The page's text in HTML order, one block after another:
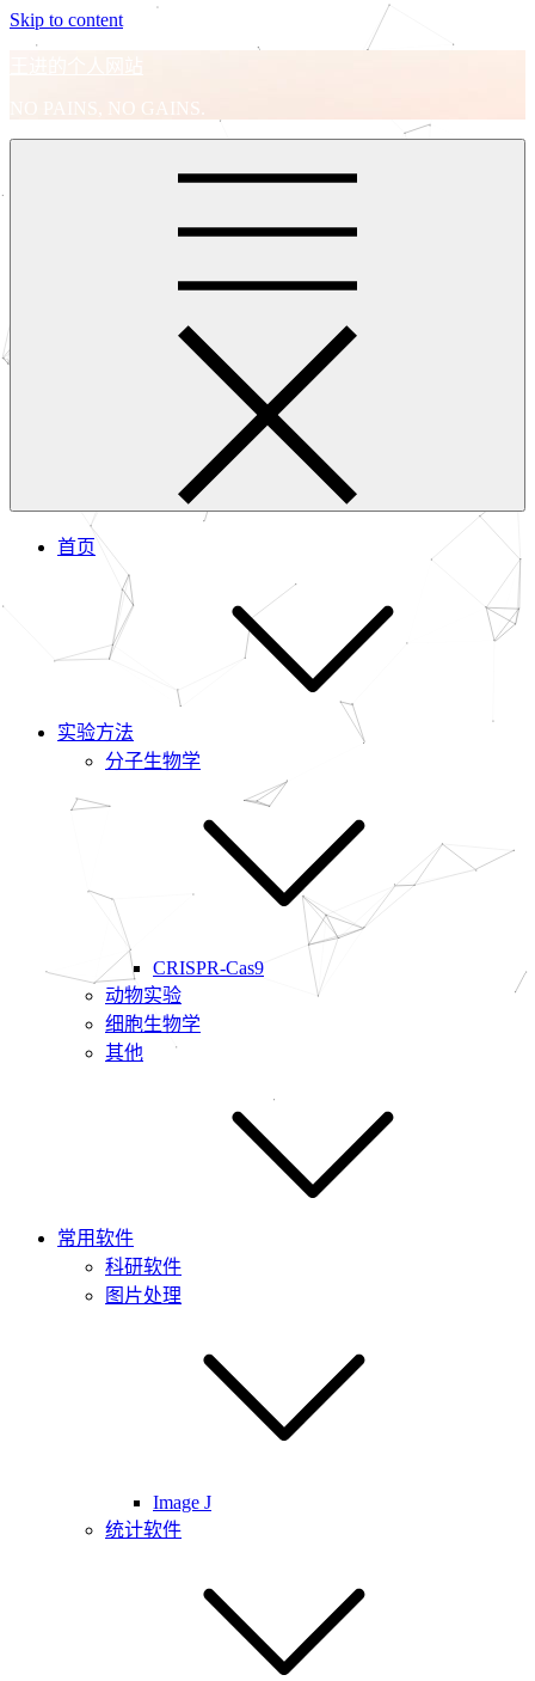
Skip to content
王进的个人网站
NO PAINS, NO GAINS.
首页
实验方法
分子生物学
CRISPR-Cas9
动物实验
细胞生物学
其他
常用软件
科研软件
图片处理
Image J
统计软件